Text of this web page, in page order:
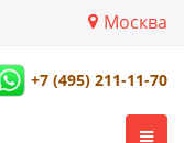
Москва
+7 (495) 211-11-70